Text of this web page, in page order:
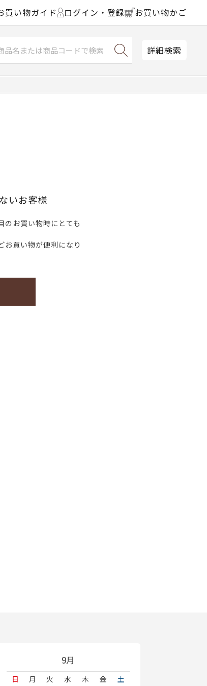
買い物ガイド ログイン・登録 お買い物かご
詳細検索
いお客様
のお買い物時にとても
お買い物が便利になり
9月
日 月 火 水 木 金 土